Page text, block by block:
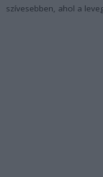
szívesebben, ahol a